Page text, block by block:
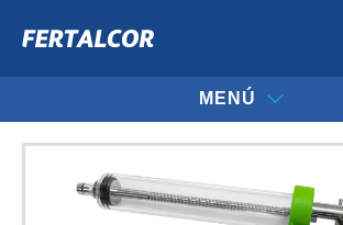
MENÚ